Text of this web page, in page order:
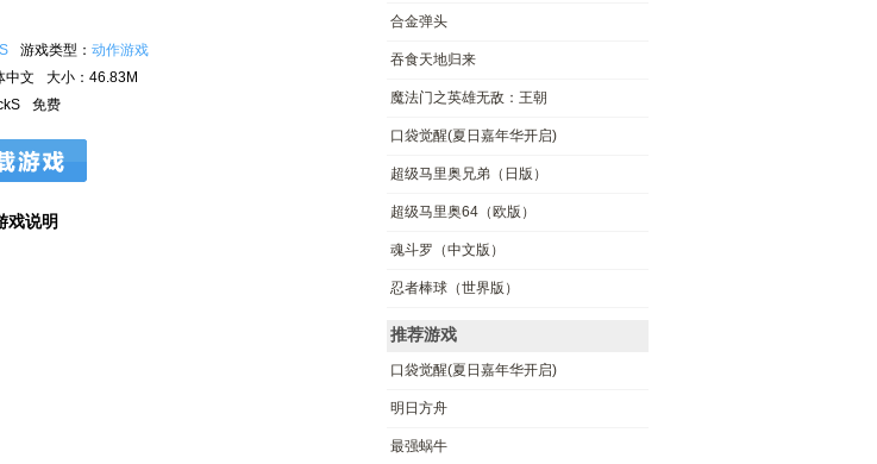
游戏类型： 动作游戏
中文
大小：46.83M
免费
戏说明
合金弹头
吞食天地归来
魔法门之英雄无敌：王朝
口袋觉醒(夏日嘉年华开启)
超级马里奥兄弟（日版）
超级马里奥64（欧版）
魂斗罗（中文版）
忍者棒球（世界版）
推荐游戏
口袋觉醒(夏日嘉年华开启)
明日方‪舟
最强蜗牛